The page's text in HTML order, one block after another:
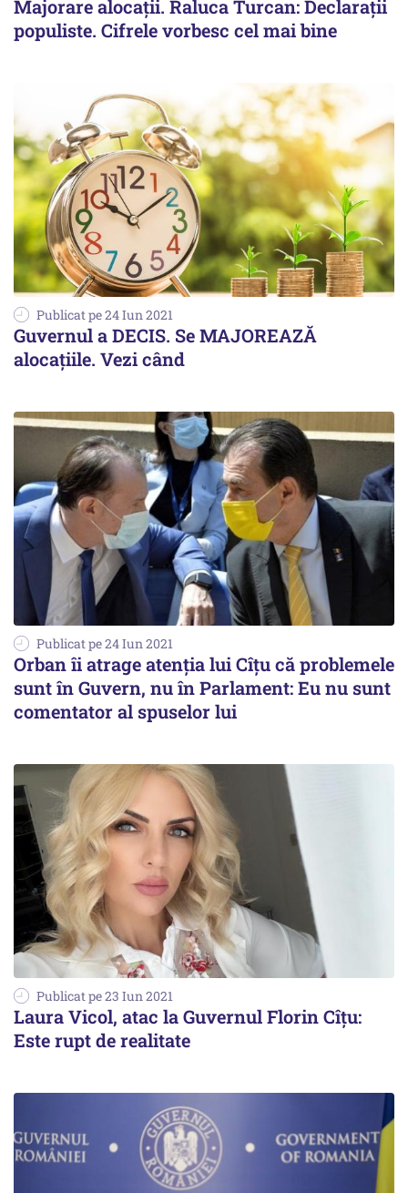
Majorare alocații. Raluca Turcan: Declarații
populiste. Cifrele vorbesc cel mai bine
Publicat pe 24 Iun 2021
Guvernul a DECIS. Se MAJOREAZĂ
alocațiile. Vezi când
Publicat pe 24 Iun 2021
Orban îi atrage atenția lui Cîțu că problemele
sunt în Guvern, nu în Parlament: Eu nu sunt
comentator al spuselor lui
Publicat pe 23 Iun 2021
Laura Vicol, atac la Guvernul Florin Cîțu:
Este rupt de realitate